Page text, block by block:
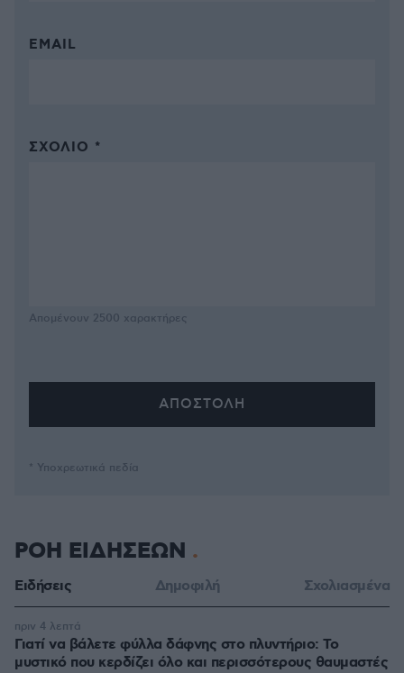
EMAIL
ΣΧΌΛΙΟ *
Απομένουν 2500 χαρακτήρες
* Υποχρεωτικά πεδία
ΡΟΗ ΕΙΔΗΣΕΩΝ
Ειδήσεις Δημοφιλή Σχολιασμένα
Γιατί να βάλετε φύλλα δάφνης στο πλυντήριο: Το
μυστικό που κερδίζει όλο και περισσότερους θαυμαστές
πριν 4 λεπτά